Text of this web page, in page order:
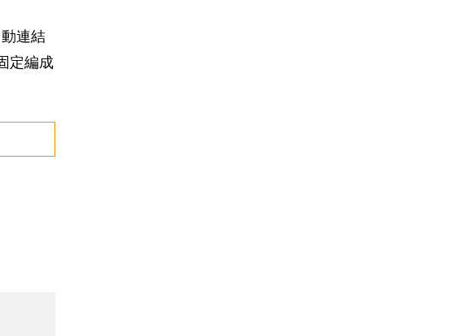
連結
定編成